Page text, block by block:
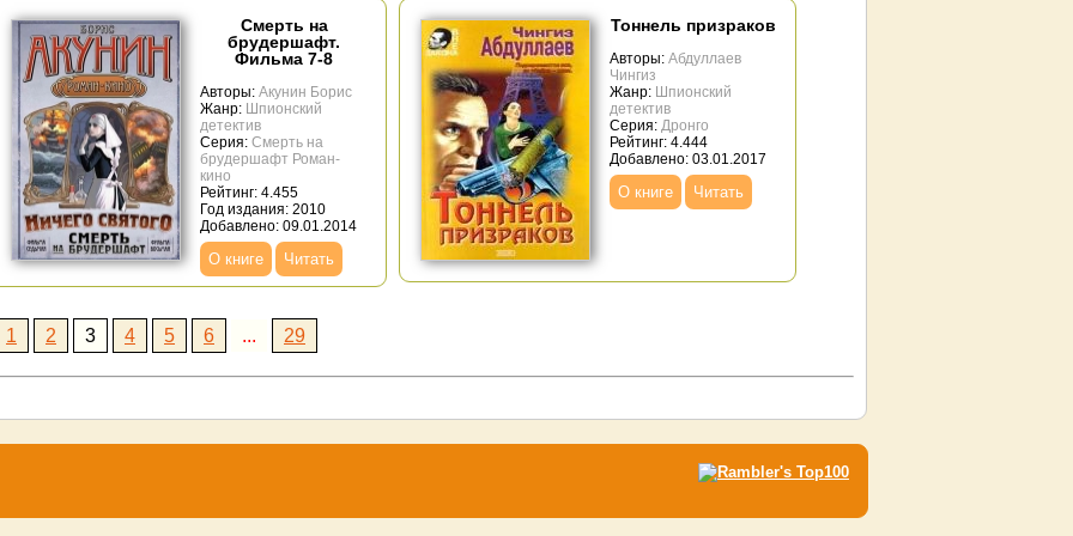
Смерть на
брудершафт.
Фильма 7-8
Авторы: Акунин Борис
Жанр: Шпионский
детектив
Серия: Смерть на
брудершафт Роман-
кино
Рейтинг: 4.455
Год издания: 2010
Добавлено: 09.01.2014
О книге Читать
Тоннель призраков
Авторы: Абдуллаев
Чингиз
Жанр: Шпионский
детектив
Серия: Дронго
Рейтинг: 4.444
Добавлено: 03.01.2017
О книге Читать
1 2 3 4 5 6 ... 29